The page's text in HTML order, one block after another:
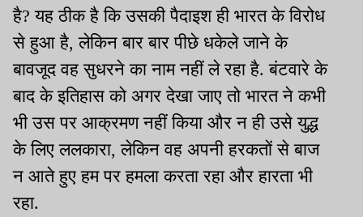
है? यह ठीक है कि उसकी पैदाइश ही भारत के विरोध
से हुआ है, लेकिन बार बार पीछे धकेले जाने के
बावजूद वह सुधरने का नाम नहीं ले रहा है. बंटवारे के
बाद के इतिहास को अगर देखा जाए तो भारत ने कभी
भी उस पर आक्रमण नहीं किया और न ही उसे युद्ध
के लिए ललकारा, लेकिन वह अपनी हरकतों से बाज
न आते हुए हम पर हमला करता रहा और हारता भी
रहा.